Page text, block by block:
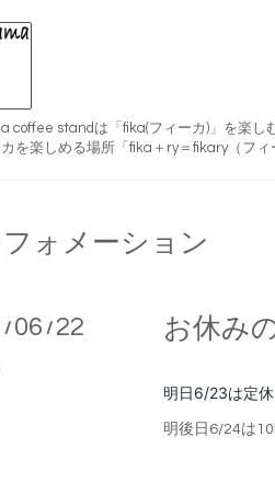
coffee standは「fika(フィーカ)」を楽し
を楽しめる場所「fika＋ry＝fikary（フ
ォメーション
/ 06 / 22 お休み
明日6/23は定
明後日6/24は